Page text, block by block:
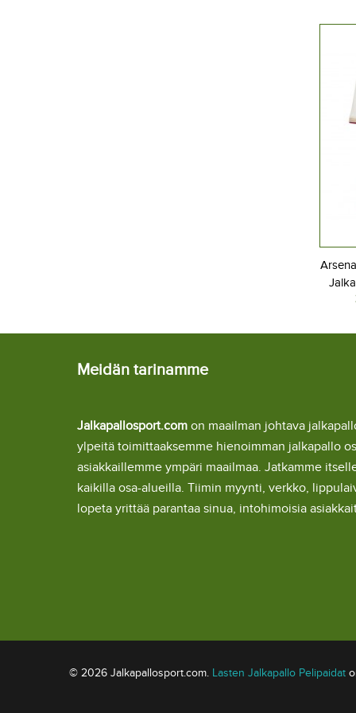
Meidän tarinamme
Jalkapallosport.com on maailman johtava
ylpeitä toimittaaksemme hienoimman jalkapallo
asiakkaillemme ympäri maailmaa. Jatkamme
kaikilla osa-alueilla. Tiimin myynti, verkko,
lopeta yrittää parantaa sinua, intohimoisia
© 2026 Jalkapallosport.com. Lasten Jalkapallo Pelipaidat